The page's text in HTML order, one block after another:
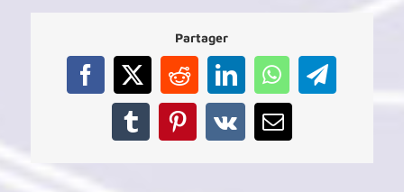
Partager
Facebook
X RedditLinkedInWhatsAppTelegram
TumblrPinterest
Vk Email